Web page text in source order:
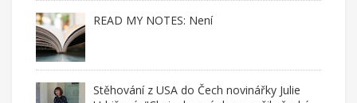
READ MY NOTES: Není
Stěhování z USA do Čech novinářky Julie